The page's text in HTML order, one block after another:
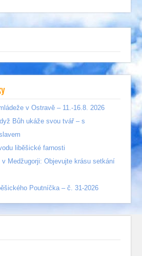
v Ostravě – 11.-16.8. 2026
Bůh ukáže svou tvář – s
liběšické farnosti
Medžugorji: Objevujte krásu setkání
Poutníčka – č. 31-2026